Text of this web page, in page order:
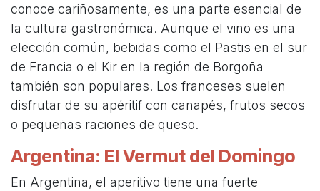
conoce cariñosamente, es una parte esencial de
la cultura gastronómica. Aunque el vino es una
elección común, bebidas como el Pastis en el sur
de Francia o el Kir en la región de Borgoña
también son populares. Los franceses suelen
disfrutar de su apéritif con canapés, frutos secos
o pequeñas raciones de queso.
Argentina: El Vermut del Domingo
En Argentina, el aperitivo tiene una fuerte